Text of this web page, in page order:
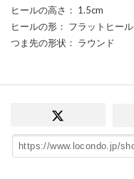
ヒールの高さ ： 1.5cm
ヒールの形 ： フラットヒール
つま先の形状 ： ラウンド